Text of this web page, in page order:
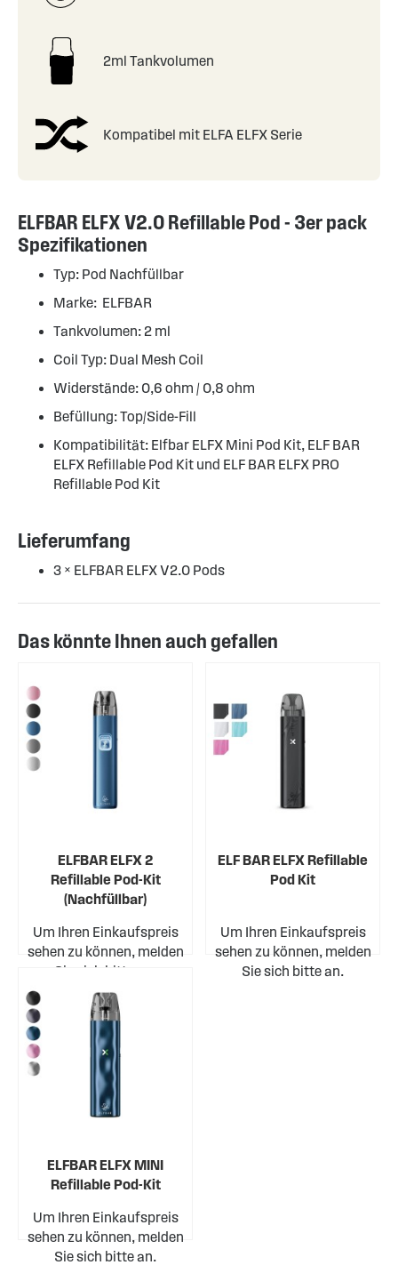
2ml Tankvolumen
Kompatibel mit ELFA ELFX Serie
ELFBAR ELFX V2.0 Refillable Pod - 3er pack
Spezifikationen
Typ: Pod Nachfüllbar
Marke: ELFBAR
Tankvolumen: 2 ml
Coil Typ: Dual Mesh Coil
Widerstände: 0,6 ohm / 0,8 ohm
Befüllung: Top/Side-Fill
Kompatibilität: Elfbar ELFX Mini Pod Kit, ELF BAR
ELFX Refillable Pod Kit und ELF BAR ELFX PRO
Refillable Pod Kit
Lieferumfang
3 × ELFBAR ELFX V2.0 Pods
Das könnte Ihnen auch gefallen
ELFBAR ELFX 2
Refillable Pod-Kit
(Nachfüllbar)
Um Ihren Einkaufspreis
sehen zu können, melden
Sie sich bitte an.
ELF BAR ELFX Refillable
Pod Kit
Um Ihren Einkaufspreis
sehen zu können, melden
Sie sich bitte an.
ELFBAR ELFX MINI
Refillable Pod-Kit
Um Ihren Einkaufspreis
sehen zu können, melden
Sie sich bitte an.